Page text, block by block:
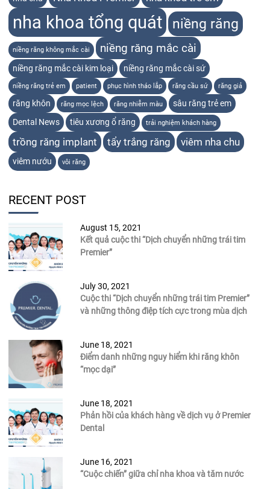
nha khoa tổng quát niềng răng
niềng răng không mắc cài niềng răng mắc cài
niềng răng mắc cài kim loại niềng răng mắc cài sứ
niềng răng trẻ em patient phục hình tháo lắp răng cầu sứ răng giả
răng khôn răng mọc lệch răng nhiễm màu
sâu răng trẻ em
Dental News
tiêu xương ổ răng trải nghiệm khách hàng
trồng răng implant tẩy trắng răng viêm nha chu
viêm nướu vôi răng
RECENT POST
August 15, 2021
Kết quả cuộc thi “Dịch chuyển những trái tim
Premier”
July 30, 2021
Cuộc thi “Dịch chuyển những trái tim Premier”
và những thông điệp tích cực trong mùa dịch
June 18, 2021
Điểm danh những nguy hiểm khi răng khôn
“mọc dại”
June 18, 2021
Phản hồi của khách hàng về dịch vụ ở Premier
Dental
June 16, 2021
“Cuộc chiến” giữa chỉ nha khoa và tăm nước